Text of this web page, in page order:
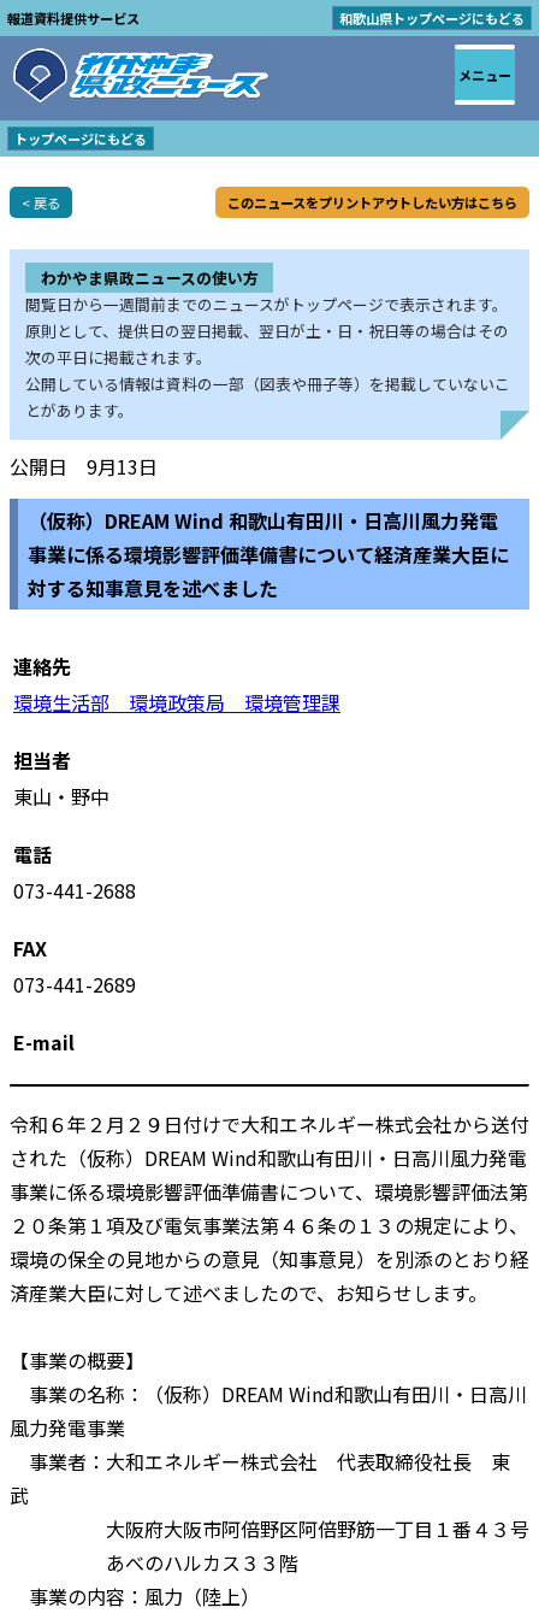
報道資料提供サービス 和歌山県トップページにもどる
トップページにもどる
< 戻る このニュースをプリントアウトしたい方はこちら
わかやま県政ニュースの使い方
閲覧日から一週間前までのニュースがトップページで表示されます。
原則として、提供日の翌日掲載、翌日が土・日・祝日等の場合はその
次の平日に掲載されます。
公開している情報は資料の一部（図表や冊子等）を掲載していないこ
とがあります。
公開日 9月13日
（仮称）DREAM Wind 和歌山有田川・日高川風力発電
事業に係る環境影響評価準備書について経済産業大臣に
対する知事意見を述べました
連絡先
環境生活部 環境政策局 環境管理課
担当者
東山・野中
電話
073-441-2688
FAX
073-441-2689
E-mail
令和６年２月２９日付けで大和エネルギー株式会社から送付
された（仮称）DREAM Wind和歌山有田川・日高川風力発電
事業に係る環境影響評価準備書について、環境影響評価法第
２０条第１項及び電気事業法第４６条の１３の規定により、
環境の保全の見地からの意見（知事意見）を別添のとおり経
済産業大臣に対して述べましたので、お知らせします。
【事業の概要】
事業の名称：（仮称）DREAM Wind和歌山有田川・日高川
風力発電事業
事業者：大和エネルギー株式会社 代表取締役社長 東
武
大阪府大阪市阿倍野区阿倍野筋一丁目１番４３号
あべのハルカス３３階
事業の内容：風力（陸上）
メニュー